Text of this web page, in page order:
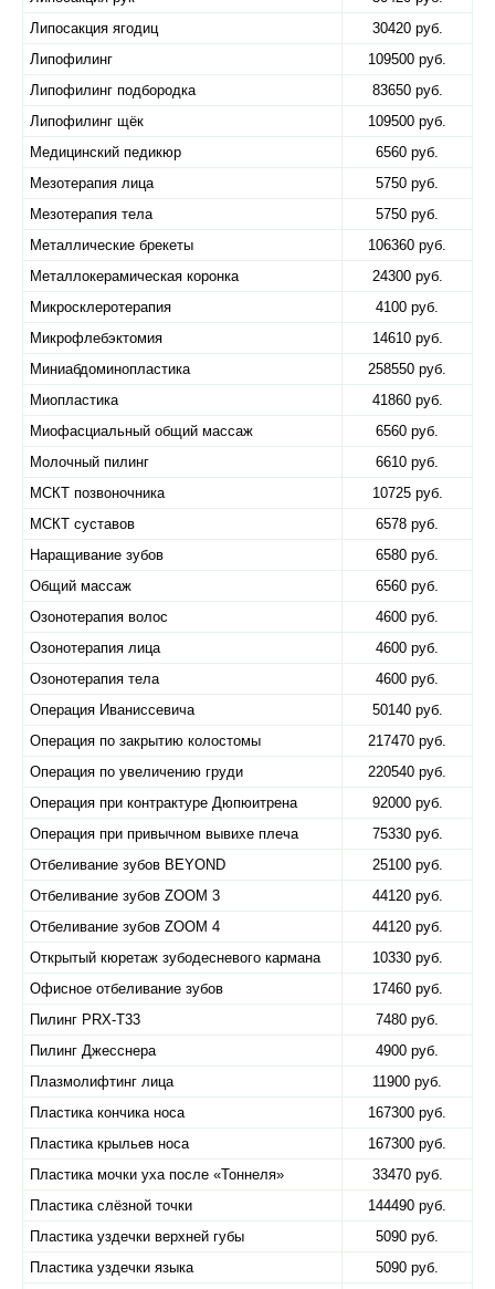
Липосакция ягодиц
30420 руб.
Липофилинг
109500 руб.
Липофилинг подбородка
83650 руб.
Липофилинг щёк
109500 руб.
Медицинский педикюр
6560 руб.
Мезотерапия лица
5750 руб.
Мезотерапия тела
5750 руб.
Металлические брекеты
106360 руб.
Металлокерамическая коронка
24300 руб.
Микросклеротерапия
4100 руб.
Микрофлебэктомия
14610 руб.
Миниабдоминопластика
258550 руб.
Миопластика
41860 руб.
Миофасциальный общий массаж
6560 руб.
Молочный пилинг
6610 руб.
МСКТ позвоночника
10725 руб.
МСКТ суставов
6578 руб.
Наращивание зубов
6580 руб.
Общий массаж
6560 руб.
Озонотерапия волос
4600 руб.
Озонотерапия лица
4600 руб.
Озонотерапия тела
4600 руб.
Операция Иваниссевича
50140 руб.
Операция по закрытию колостомы
217470 руб.
Операция по увеличению груди
220540 руб.
Операция при контрактуре Дюпюитрена
92000 руб.
Операция при привычном вывихе плеча
75330 руб.
Отбеливание зубов BEYOND
25100 руб.
Отбеливание зубов ZOOM 3
44120 руб.
Отбеливание зубов ZOOM 4
44120 руб.
Открытый кюретаж зубодесневого кармана
10330 руб.
Офисное отбеливание зубов
17460 руб.
Пилинг PRX-T33
7480 руб.
Пилинг Джесснера
4900 руб.
Плазмолифтинг лица
11900 руб.
Пластика кончика носа
167300 руб.
Пластика крыльев носа
167300 руб.
Пластика мочки уха после «​Тоннеля»
33470 руб.
Пластика слёзной точки
144490 руб.
Пластика уздечки верхней губы
5090 руб.
Пластика уздечки языка
5090 руб.